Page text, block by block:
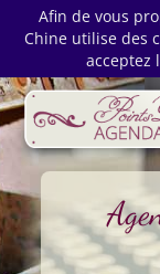
Afin de vous
Chine utilise des
acceptez